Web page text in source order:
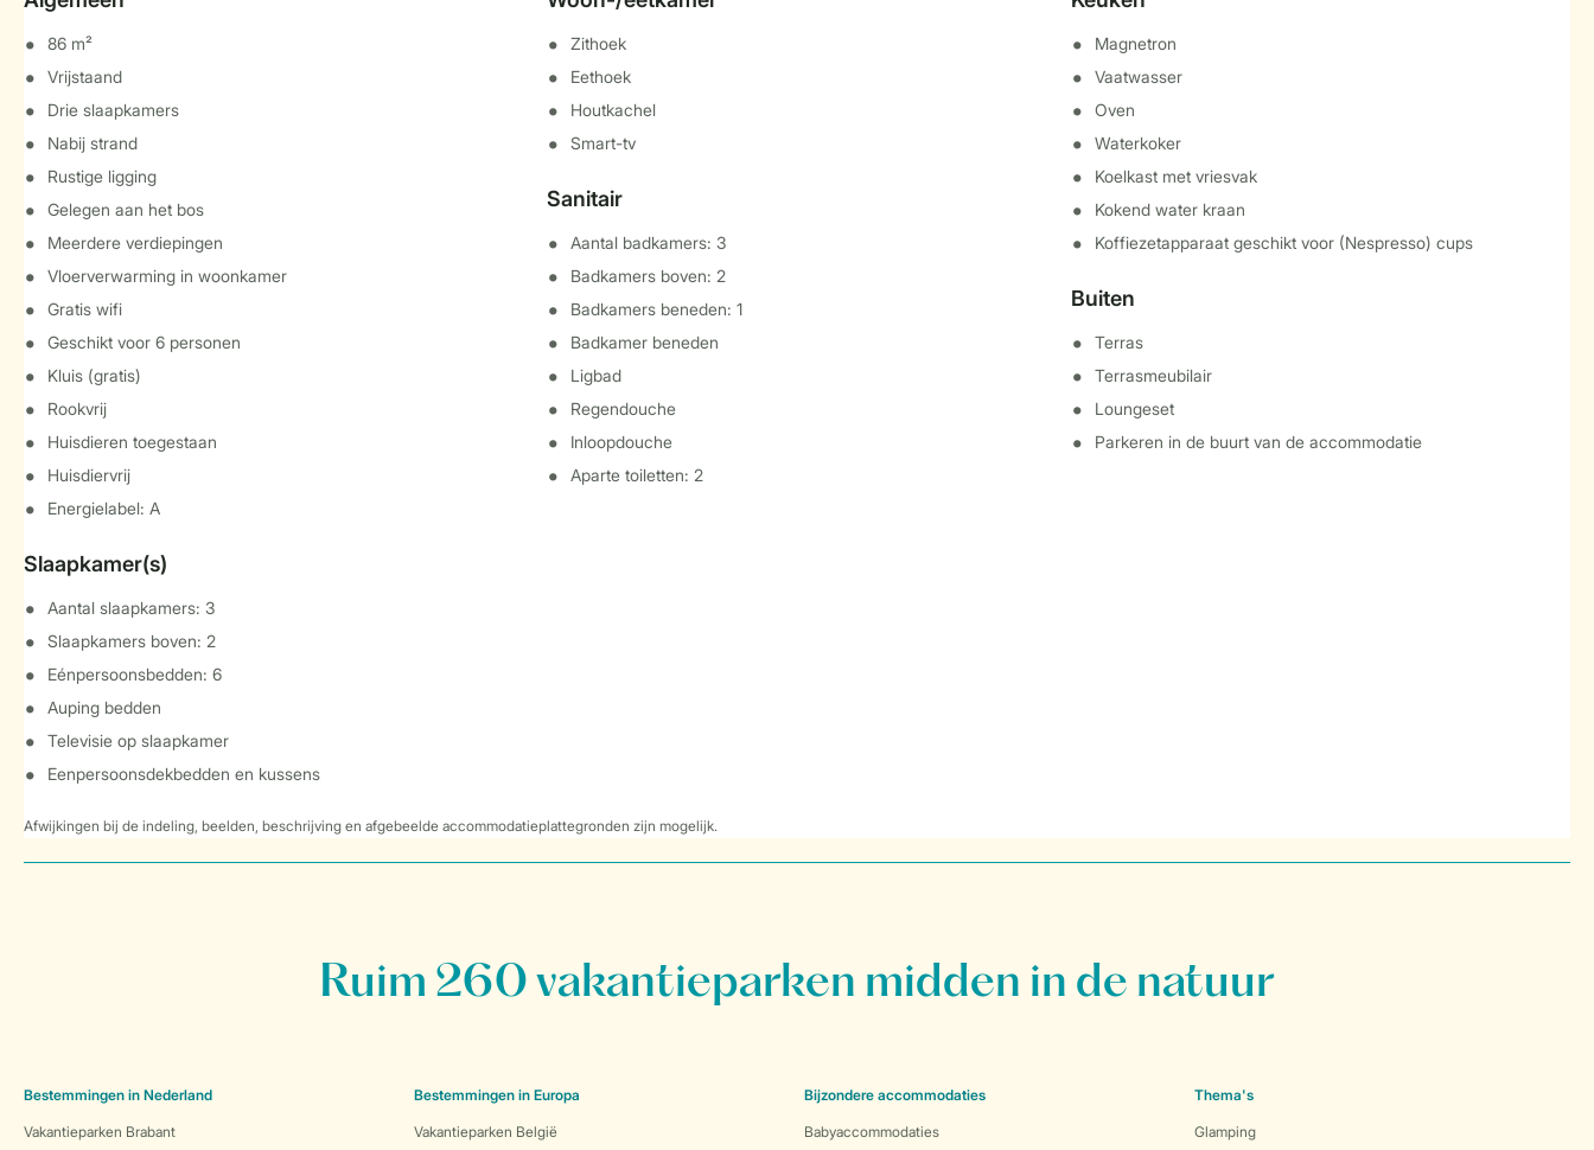
86 m²
Vrijstaand
Drie slaapkamers
Nabij strand
Rustige ligging
Gelegen aan het bos
Meerdere verdiepingen
Vloerverwarming in woonkamer
Gratis wifi
Geschikt voor 6 personen
Kluis (gratis)
Rookvrij
Huisdieren toegestaan
Huisdiervrij
Energielabel: A
Slaapkamer(s)
Aantal slaapkamers: 3
Slaapkamers boven: 2
Eénpersoonsbedden: 6
Auping bedden
Televisie op slaapkamer
Eenpersoonsdekbedden en kussens
Zithoek
Eethoek
Houtkachel
Smart-tv
Sanitair
Aantal badkamers: 3
Badkamers boven: 2
Badkamers beneden: 1
Badkamer beneden
Ligbad
Regendouche
Inloopdouche
Aparte toiletten: 2
Magnetron
Vaatwasser
Oven
Waterkoker
Koelkast met vriesvak
Kokend water kraan
Koffiezetapparaat geschikt voor (Nespresso) cups
Buiten
Terras
Terrasmeubilair
Loungeset
Parkeren in de buurt van de accommodatie
Afwijkingen bij de indeling, beelden, beschrijving en afgebeelde accommodatieplattegronden zijn mogelijk.
Ruim 260 vakantieparken midden in de natuur
Bestemmingen in Nederland
Vakantieparken Brabant
Bestemmingen in Europa
Vakantieparken België
Bijzondere accommodaties
Babyaccommodaties
Thema's
Glamping